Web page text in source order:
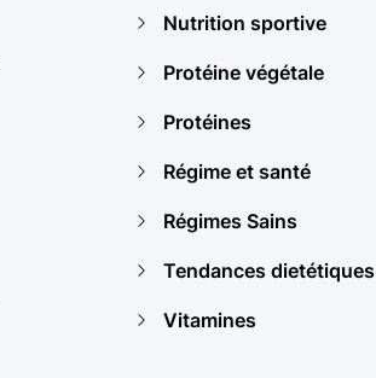
Nutrition sportive
Protéine végétale
Protéines
Régime et santé
Régimes Sains
Tendances dietétiques
Vitamines